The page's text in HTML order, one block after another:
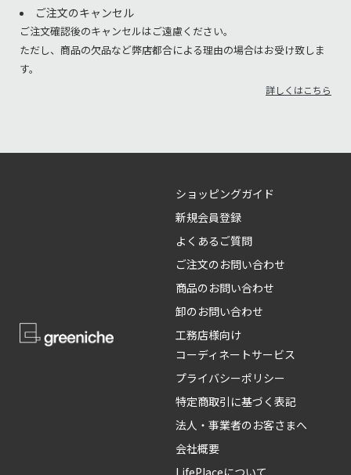
ご注文のキャンセル
ご注文確認後のキャンセルはご遠慮ください。
ただし、商品の欠品など弊店都合による理由の場合はお受け致しま
す。
詳しくはこちら
ショッピングガイド
新規会員登録
よくあるご質問
ご注文のお問い合わせ
商品のお問い合わせ
卸のお問い合わせ
工務店様向け
コーディネートサービス
プライバシーポリシー
特定商取引に基づく表記
法人・事業者のお客さまへ
会社概要
LifePlaceについて